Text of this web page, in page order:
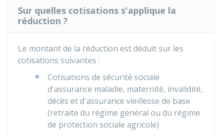
Sur quelles cotisations s'applique la
réduction ?
Le montant de la réduction est déduit sur les
cotisations suivantes :
Cotisations de sécurité sociale
d'assurance maladie, maternité, invalidité,
décès et d'assurance vieillesse de base
(retraite du régime général ou du régime
de protection sociale agricole)